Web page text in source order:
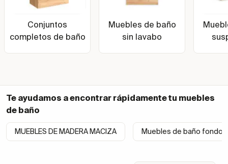
Conjuntos
completos de baño
Muebles de baño
sin lavabo
Te ayudamos a encontrar rápidamente tu muebles
de baño
MUEBLES DE MADERA MACIZA Muebles de baño fondo